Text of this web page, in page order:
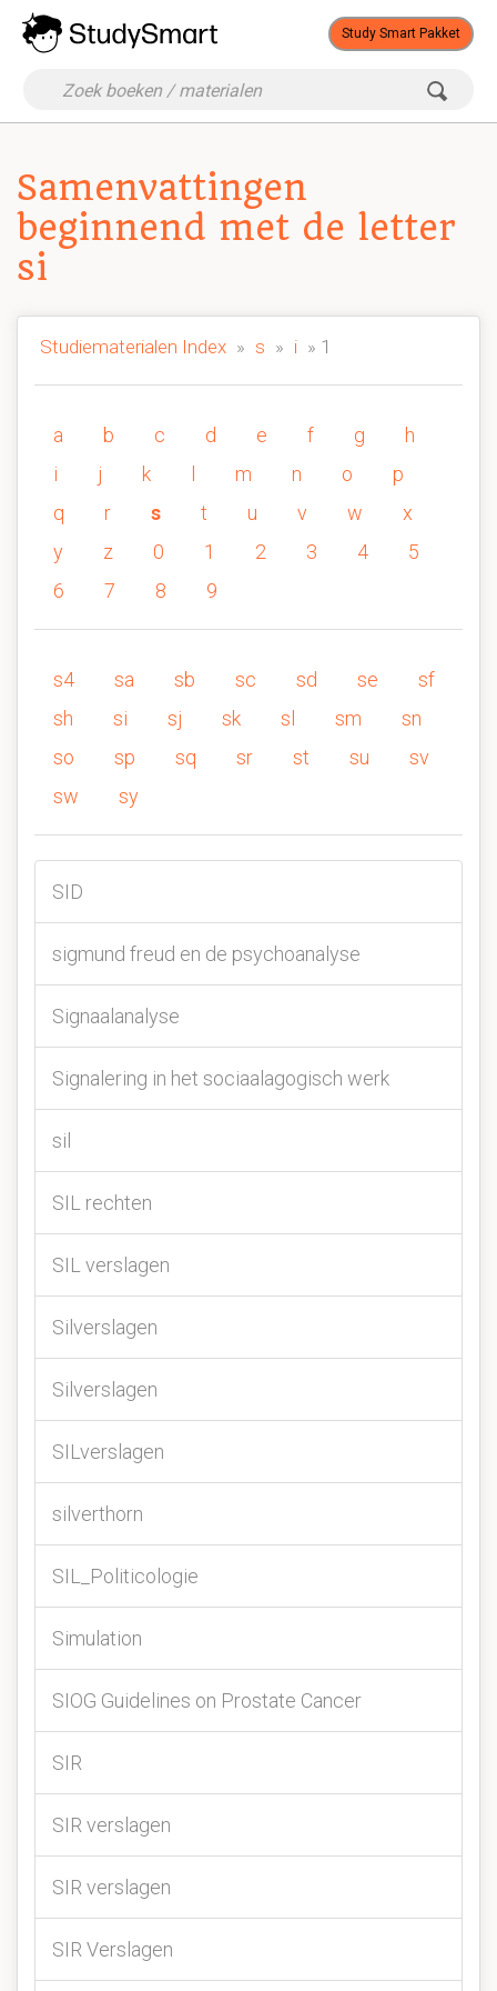
Study Smart Pakket
Samenvattingen
beginnend met de letter
si
Studiematerialen Index » s » i » 1
a b c d e f g
h
i
j k m n o
p
q
r s t u v w
x
y
z 0 1 2 3 4
5
6
7 8 9
s4 sa sb sc sd se
sf
sh
si sj sk sl sm
sn
so
sp sq sr st su
sv
sw
sy
SID
sigmund freud en de psychoanalyse
Signaalanalyse
Signalering in het sociaalagogisch werk
sil
SIL rechten
SIL verslagen
Silverslagen
Silverslagen
SILverslagen
silverthorn
SIL_Politicologie
Simulation
SIOG Guidelines on Prostate Cancer
SIR
SIR verslagen
SIR verslagen
SIR Verslagen